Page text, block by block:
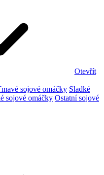
Otevřít
sojové omáčky Sladké
sojové omáčky Ostatní sojové